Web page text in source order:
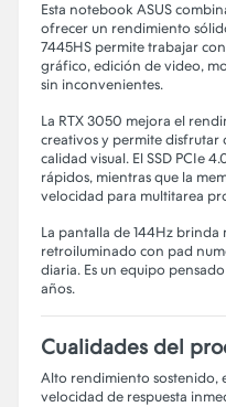
Esta notebook ASUS
ofrecer un rendimiento
7445HS permite trabajar
gráfico, edición de video,
sin inconvenientes.
La RTX 3050 mejora el
creativos y permite disfrutar
calidad visual. El SSD PCIe
rápidos, mientras que la
velocidad para multitarea
La pantalla de 144Hz
retroiluminado con pad
diaria. Es un equipo
años.
Cualidades del
Alto rendimiento sostenido,
velocidad de respuesta